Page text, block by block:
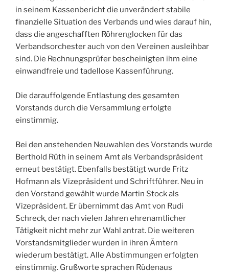
in seinem Kassenbericht die unverändert stabile
finanzielle Situation des Verbands und wies darauf hin,
dass die angeschafften Röhrenglocken für das
Verbandsorchester auch von den Vereinen ausleihbar
sind. Die Rechnungsprüfer bescheinigten ihm eine
einwandfreie und tadellose Kassenführung.
Die darauffolgende Entlastung des gesamten
Vorstands durch die Versammlung erfolgte
einstimmig.
Bei den anstehenden Neuwahlen des Vorstands wurde
Berthold Rüth in seinem Amt als Verbandspräsident
erneut bestätigt. Ebenfalls bestätigt wurde Fritz
Hofmann als Vizepräsident und Schriftführer. Neu in
den Vorstand gewählt wurde Martin Stock als
Vizepräsident. Er übernimmt das Amt von Rudi
Schreck, der nach vielen Jahren ehrenamtlicher
Tätigkeit nicht mehr zur Wahl antrat. Die weiteren
Vorstandsmitglieder wurden in ihren Ämtern
wiederum bestätigt. Alle Abstimmungen erfolgten
einstimmig. Grußworte sprachen Rüdenaus